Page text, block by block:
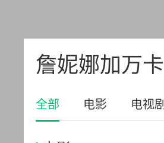
詹妮娜加万卡
全部 电影 电视剧